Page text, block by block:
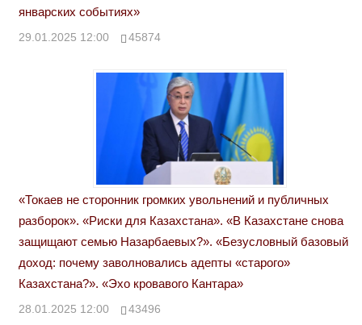
январских событиях»
29.01.2025 12:00 45874
«Токаев не сторонник громких увольнений и публичных
разборок». «Риски для Казахстана». «В Казахстане снова
защищают семью Назарбаевых?». «Безусловный базовый
доход: почему заволновались адепты «старого»
Казахстана?». «Эхо кровавого Кантара»
28.01.2025 12:00 43496